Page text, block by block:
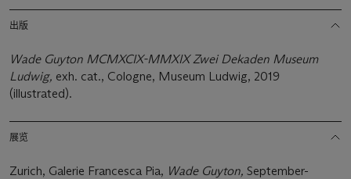
出版
Wade Guyton MCMXCIX-MMXIX Zwei Dekaden Museum
Ludwig, exh. cat., Cologne, Museum Ludwig, 2019
(illustrated).
展览
Zurich, Galerie Francesca Pia, Wade Guyton, September-